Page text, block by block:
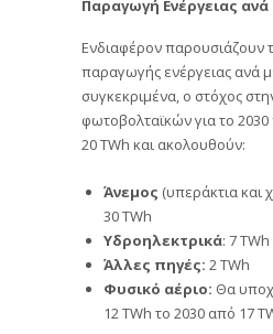
Παραγωγή Ενέργειας
Ενδιαφέρον παρουσιάζουν
παραγωγής ενέργειας ανά
συγκεκριμένα, ο στόχος
φωτοβολταϊκών για το 2030
20 TWh και ακολουθούν:
Άνεμος (υπεράκτια και
30 TWh
Υδροηλεκτρικά: 7 TWh
Άλλες πηγές: 2 TWh
Φυσικό αέριο: Θα
12 TWh το 2030 από 17